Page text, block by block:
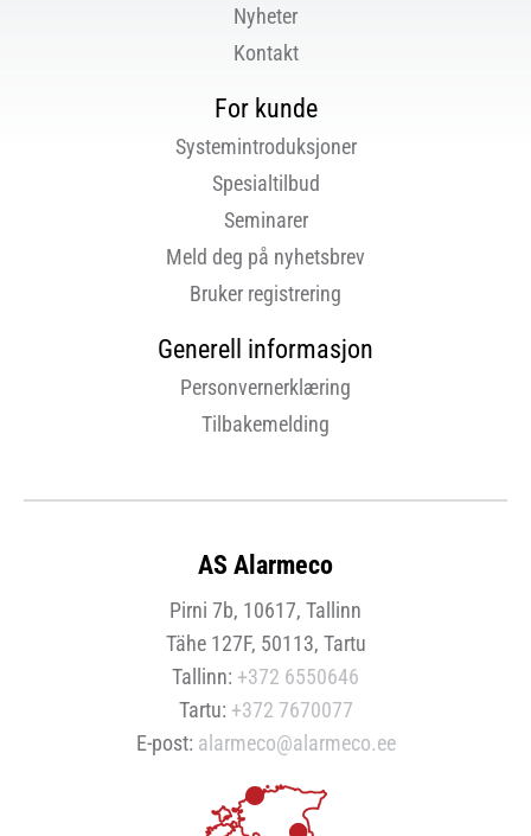
Nyheter
Kontakt
For kunde
Systemintroduksjoner
Spesialtilbud
Seminarer
Meld deg på nyhetsbrev
Bruker registrering
Generell informasjon
Personvernerklæring
Tilbakemelding
AS Alarmeco
Pirni 7b, 10617, Tallinn
Tähe 127F, 50113, Tartu
Tallinn: +372 6550646
Tartu: +372 7670077
E-post: alarmeco@alarmeco.ee